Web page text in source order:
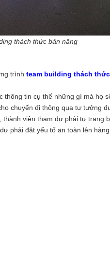
thách thức bản năng
trình team building thách
tin cụ thể những gì mà họ
chuyến đi thông qua tư tưởng
viên tham dự phải tự trang
phải đặt yếu tố an toàn lên